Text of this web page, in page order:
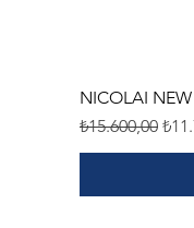
NICOLAI
Normal Fiyat
₺15.600,00